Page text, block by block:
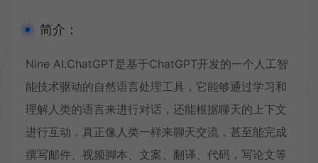
简介：
Nine AI.ChatGPT是基于ChatGPT开发的一个人工智
能技术驱动的自然语言处理工具，它能够通过学习和
理解人类的语言来进行对话，还能根据聊天的上下文
进行互动，真正像人类一样来聊天交流，甚至能完成
撰写邮件、视频脚本、文案、翻译、代码，写论文等